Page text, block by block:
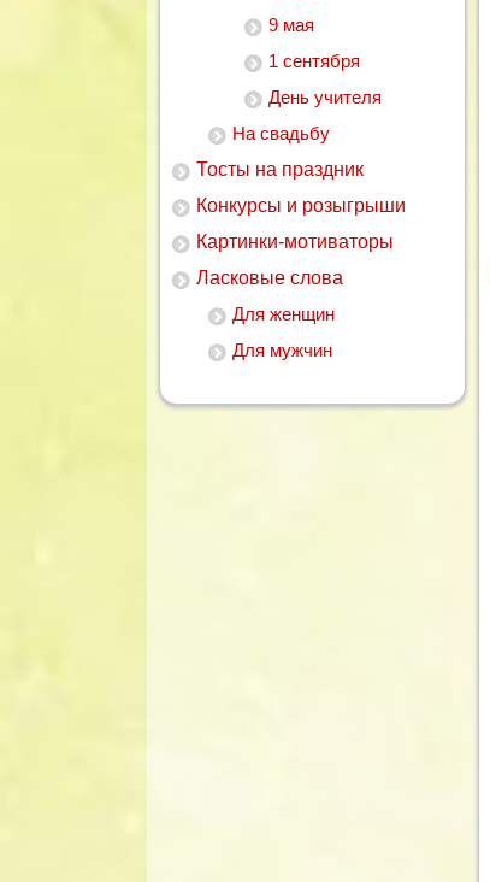
9 мая
1 сентября
День учителя
На свадьбу
Тосты на праздник
Конкурсы и розыгрыши
Картинки-мотиваторы
Ласковые слова
Для женщин
Для мужчин